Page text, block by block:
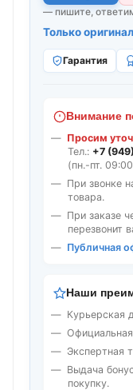
— пишите,
Только
Гарантия
Внимание
Просим
Тел.: +7
(пн.-пт.
При звонке
товара.
При заказе
перезвонит
Публичная
Наши
Курьерская
Экспертная
Выдача
покупку.